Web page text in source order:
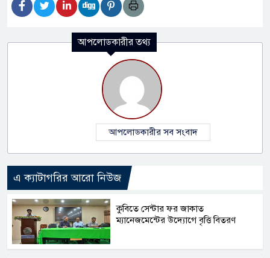
আপলোডকারীর তথ্য
আপলোডকারীর সব সংবাদ
এ ক্যাটাগরির আরো নিউজ
কুবিতে সেন্টার ফর জাকাত
ম্যানেজমেন্টের উদ্যোগে বৃত্তি বিতরণ